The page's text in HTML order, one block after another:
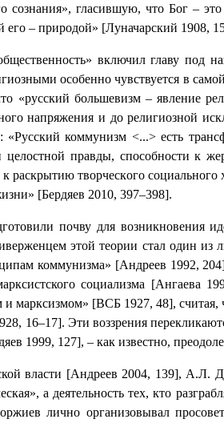
сознания», гласившую, что Бог –
его – природой» [Луначарский 1908,
включил главу под
особенно чувствуется в
«русский большевизм – явление
напряжения и до религиозной
«Рyccкий коммунизм <...> ecть
цeлocтнoй пpaвды, cпocoбнocти к
твopчecкoгo
[Бердяев 2010, 397–398].
почву для возникновения
этой теории стал один
коммунизма» [Андреев 1992,
социализма [Ангаева
и марксизмом» [ВСБ 1927, 48],
16–17]. Эти воззрения
1999, 127], – как известно,
власти [Андреев 2004, 139], А.Л.
а деятельность тех, кто
лично организовывал